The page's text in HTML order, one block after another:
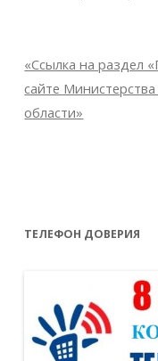
«Ссылка на раздел
сайте
области»
ТЕЛЕФОН ДОВЕРИЯ